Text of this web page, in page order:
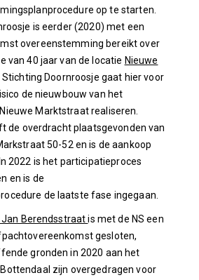
op te starten.
is eerder (2020) met een
overeenstemming bereikt over
van 40 jaar van de locatie Nieuwe
Stichting Doornroosje gaat hier voor
de nieuwbouw van het
Marktstraat realiseren.
de overdracht plaatsgevonden van
50-52 en is de aankoop
2022 is het participatieproces
en is de
de laatste fase ingegaan.
Jan Berendsstraatis met de NS een
gesloten,
gronden in 2020 aan het
zijn overgedragen voor